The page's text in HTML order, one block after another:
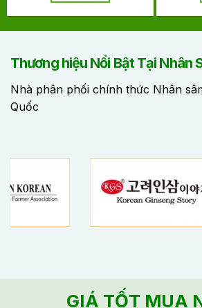
Thương hiệu Nổi Bật Tại Nhân
Nhà phân phối chính thức Nhân
Quốc
GIÁ TỐT MUA